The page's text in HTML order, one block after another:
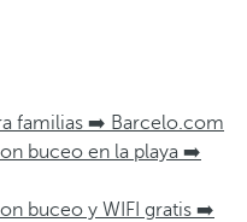
familias ➡️ Barcelo.com
buceo en la playa ➡️
buceo y WIFI gratis ➡️